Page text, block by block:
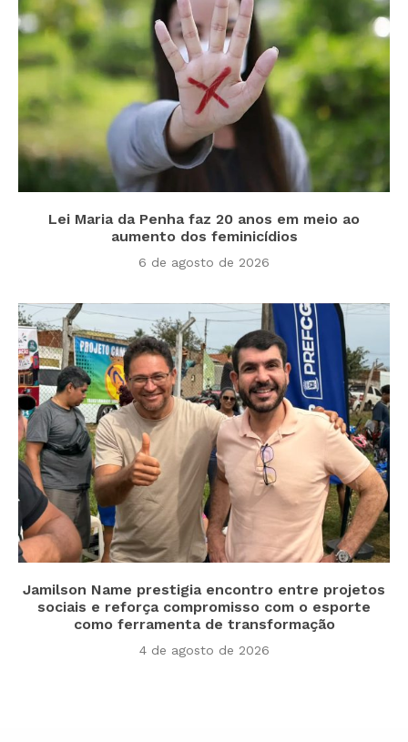
Lei Maria da Penha faz 20 anos em meio ao
aumento dos feminicídios
6 de agosto de 2026
Jamilson Name prestigia encontro entre projetos
sociais e reforça compromisso com o esporte
como ferramenta de transformação
4 de agosto de 2026